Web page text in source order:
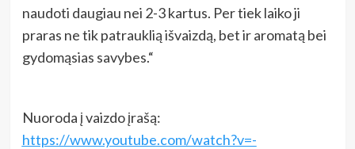
naudoti daugiau nei 2-3 kartus. Per tiek laiko ji
praras ne tik patrauklią išvaizdą, bet ir aromatą bei
gydomąsias savybes.“
Nuoroda į vaizdo įrašą:
https://www.youtube.com/watch?v=-